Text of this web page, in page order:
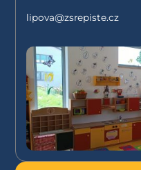
lipova@zsrepiste.cz